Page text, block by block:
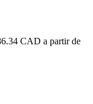
CAD a partir de